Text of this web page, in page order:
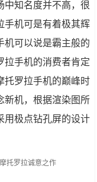
中知名度并不高，很
手机可是有着极其辉
机可以说是霸主般的
拉手机的消费者肯定
托罗拉手机的巅峰时
新机，根据渲染图所
用极点钻孔屏的设计